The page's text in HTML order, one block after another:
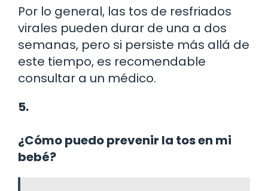
Por lo general, las tos de resfriados
virales pueden durar de una a dos
semanas, pero si persiste más allá de
este tiempo, es recomendable
consultar a un médico.
5.
¿Cómo puedo prevenir la tos en mi
bebé?